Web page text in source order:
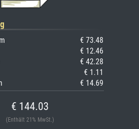
€ 73.48
€ 12.46
€ 42.28
€ 1.11
€ 14.69
€ 144.03
(Enthält 21% MwSt.)